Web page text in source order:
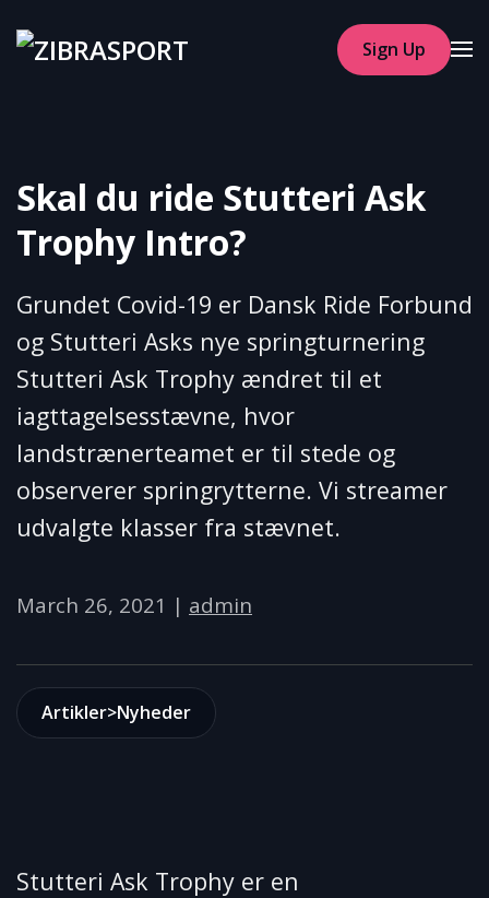
Skip to main content
Sign Up
Skal du ride Stutteri Ask
Trophy Intro?
Grundet Covid-19 er Dansk Ride Forbund
og Stutteri Asks nye springturnering
Stutteri Ask Trophy ændret til et
iagttagelsesstævne, hvor
landstrænerteamet er til stede og
observerer springrytterne. Vi streamer
udvalgte klasser fra stævnet.
March 26, 2021 | admin
Artikler>Nyheder
Stutteri Ask Trophy er en